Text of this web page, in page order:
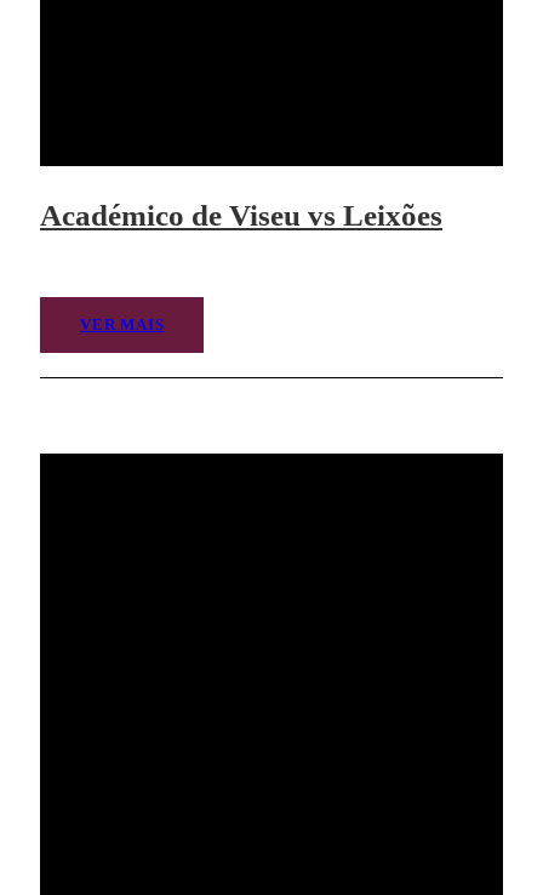
Académico de Viseu vs Leixões
VER MAIS